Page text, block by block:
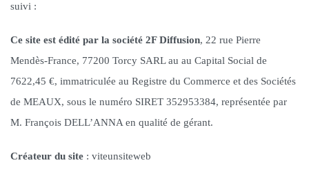
suivi :
Ce site est édité par la société 2F Diffusion, 22 rue Pierre
Mendès-France, 77200 Torcy SARL au au Capital Social de
7622,45 €, immatriculée au Registre du Commerce et des Sociétés
de MEAUX, sous le numéro SIRET 352953384, représentée par
M. François DELL’ANNA en qualité de gérant.
Créateur du site : viteunsiteweb